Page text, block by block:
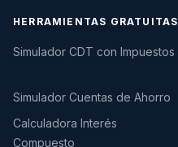
HERRAMIENTAS GRATUITAS
Simulador CDT con Impuestos
Simulador Cuentas de Ahorro
Calculadora Interés
Compuesto